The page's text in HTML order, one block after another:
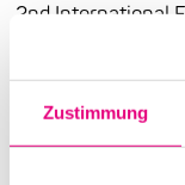
Zustimmung
2nd International
Karlstorbahnhof